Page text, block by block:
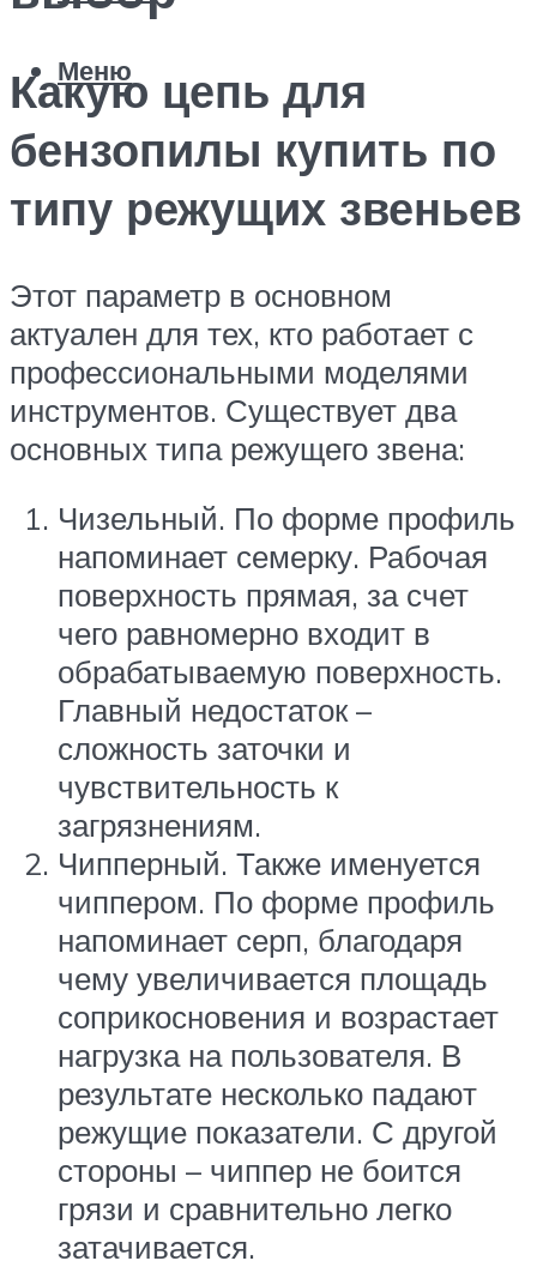
Меню
Какую цепь для
бензопилы купить по
типу режущих звеньев
Этот параметр в основном
актуален для тех, кто работает с
профессиональными моделями
инструментов. Существует два
основных типа режущего звена:
Чизельный. По форме профиль
напоминает семерку. Рабочая
поверхность прямая, за счет
чего равномерно входит в
обрабатываемую поверхность.
Главный недостаток –
сложность заточки и
чувствительность к
загрязнениям.
Чипперный. Также именуется
чиппером. По форме профиль
напоминает серп, благодаря
чему увеличивается площадь
соприкосновения и возрастает
нагрузка на пользователя. В
результате несколько падают
режущие показатели. С другой
стороны – чиппер не боится
грязи и сравнительно легко
затачивается.